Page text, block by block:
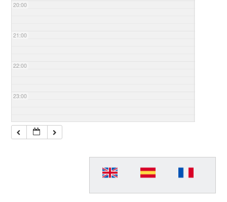
20:00
21:00
22:00
23:00